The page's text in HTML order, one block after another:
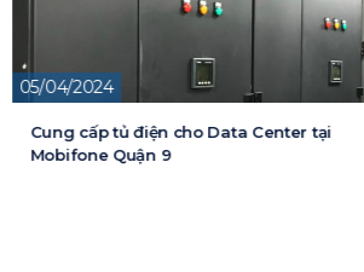
18/09/2023
3CElectric cung cấp tủ điện cho Dự án xây
dựng trường đại học FPT